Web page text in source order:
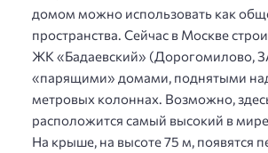
домом можно использовать как
пространства. Сейчас в Москве
ЖК «Бадаевский» (Дорогомилово,
«парящими» домами, поднятыми
метровых колоннах. Возможно,
расположится самый высокий в
На крыше, на высоте 75 м, появятся